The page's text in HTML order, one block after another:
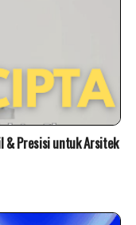
& Presisi untuk Arsitek